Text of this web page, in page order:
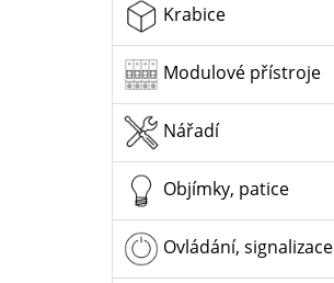
Krabice
Modulové přístroje
Nářadí
Objímky, patice
Ovládání, signalizace